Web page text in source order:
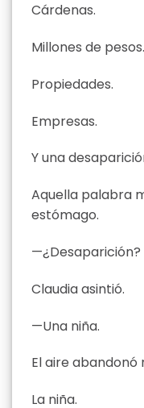
Cárdenas.
Millones de pesos.
Propiedades.
Empresas.
Y una
Aquella palabra
estómago.
—¿Desaparición?
Claudia asintió.
—Una niña.
El aire abandonó
La niña.